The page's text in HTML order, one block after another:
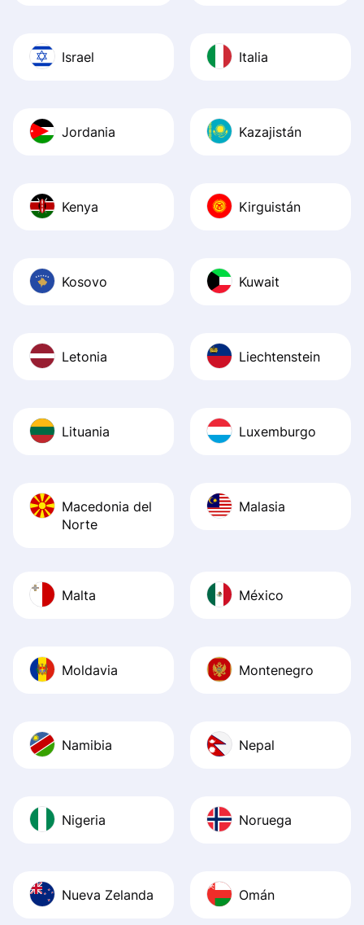
Israel Italia
Jordania Kazajistán
Kenya Kirguistán
Kosovo Kuwait
Letonia Liechtenstein
Lituania Luxemburgo
Macedonia del
Norte
Malasia
Malta México
Moldavia Montenegro
Namibia Nepal
Nigeria Noruega
Nueva Zelanda Omán